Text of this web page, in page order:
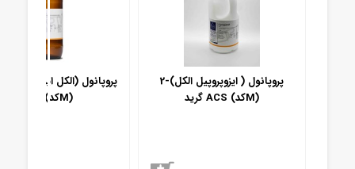
2-پروپانول ( ایزوپروپیل الکل)
گرید ACS (کدM)
USP (کدM)